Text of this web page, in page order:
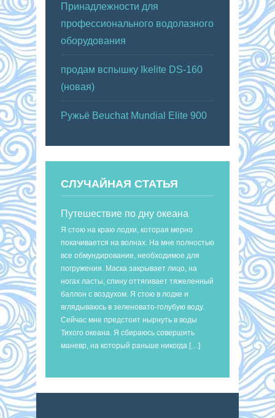
Принадлежности для
профессионального водолазного
оборудования
продам вспышку Ikelite DS-160
(новая)
Ружьё Beuchat Mundial Elite 900
СЛУЧАЙНАЯ СТАТЬЯ
Путешествие по дну океана
Я стою на краю лодки, которая мерно
покачивается на волнах. На мне полностью
все обмундирование, необходимое для
погружения. Маска закрывает лицо, на
ногах ласты, спину оттягивает тяжеленный
баллон с воздухом. Я стою в лодке и
вглядываюсь в зеленовато-голубую воду.
Сейчас мне предстоит нырнуть в воды
Тихого океана. Я сбираюсь совершить
маневр, на который раньше никогда […]